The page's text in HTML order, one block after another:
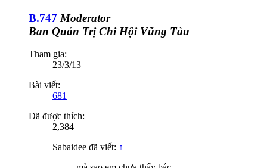
B.747 Moderator
Ban Quản Trị Chi Hội Vũng Tàu
Tham gia:
23/3/13
Bài viết:
681
Đã được thích:
2,384
Sabaidee đã viết: ↑